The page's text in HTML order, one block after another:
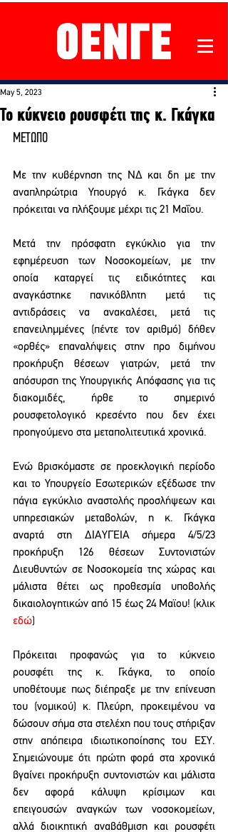
Το κύκνειο ρουσφέτι της κ. Γκάγκα
May 5, 2023
ΜΕΤΩΠΟ
Με την κυβέρνηση της ΝΔ και δη με την
αναπληρώτρια Υπουργό κ. Γκάγκα δεν
πρόκειται να πλήξουμε μέχρι τις 21 Μαΐου.
Μετά την πρόσφατη εγκύκλιο για την
εφημέρευση των Νοσοκομείων, με την
οποία καταργεί τις ειδικότητες και
αναγκάστηκε πανικόβλητη μετά τις
αντιδράσεις να ανακαλέσει, μετά τις
επανειλημμένες (πέντε τον αριθμό) δήθεν
«ορθές» επαναλήψεις στην προ διμήνου
προκήρυξη θέσεων γιατρών, μετά την
απόσυρση της Υπουργικής Απόφασης για τις
διακομιδές, ήρθε το σημερινό
ρουσφετολογικό κρεσέντο που δεν έχει
προηγούμενο στα μεταπολιτευτικά χρονικά.
Ενώ βρισκόμαστε σε προεκλογική περίοδο
και το Υπουργείο Εσωτερικών εξέδωσε την
πάγια εγκύκλιο αναστολής προσλήψεων και
υπηρεσιακών μεταβολών, η κ. Γκάγκα
αναρτά στη ΔΙΑΥΓΕΙΑ σήμερα 4/5/23
προκήρυξη 126 θέσεων Συντονιστών
Διευθυντών σε Νοσοκομεία της χώρας και
μάλιστα θέτει ως προθεσμία υποβολής
εδώ)
Πρόκειται προφανώς για το κύκνειο
ρουσφέτι της κ. Γκάγκα, το οποίο
υποθέτουμε πως διέπραξε με την επίνευση
του (νομικού) κ. Πλεύρη, προκειμένου να
δώσουν σήμα στα στελέχη που τους στήριξαν
στην απόπειρα ιδιωτικοποίησης του ΕΣΥ.
Σημειώνουμε ότι πρώτη φορά στα χρονικά
βγαίνει προκήρυξη συντονιστών και μάλιστα
δεν αφορά κάλυψη κρίσιμων και
επειγουσών αναγκών των νοσοκομείων,
αλλά διοικητική αναβάθμιση και ρουσφέτι